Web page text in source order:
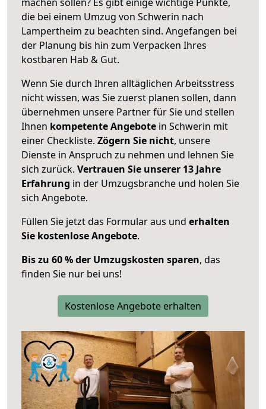
die bei einem Umzug von Schwerin nach
Lampertheim zu beachten sind. Angefangen bei
der Planung bis hin zum Verpacken Ihres
kostbaren Hab & Gut.
Wenn Sie durch Ihren alltäglichen Arbeitsstress
nicht wissen, was Sie zuerst planen sollen, dann
übernehmen unsere Partner für Sie und stellen
Ihnen kompetente Angebote in Schwerin mit
einer Checkliste. Zögern Sie nicht, unsere
Dienste in Anspruch zu nehmen und lehnen Sie
sich zurück. Vertrauen Sie unserer 13 Jahre
Erfahrung in der Umzugsbranche und holen Sie
sich Angebote.
Füllen Sie jetzt das Formular aus und erhalten
Sie kostenlose Angebote.
Bis zu 60 % der Umzugskosten sparen, das
finden Sie nur bei uns!
Kostenlose Angebote erhalten